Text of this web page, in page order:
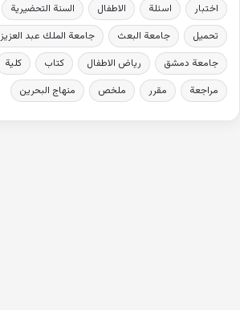
اختبار اسئلة الاطفال السنة التحضيرية
تحميل
جامعة البعث جامعة الملك عبد العزيز
جامعة دمشق
رياض الاطفال كتاب كلية
مراجعة
مقرر ملخص منهاج البحرين